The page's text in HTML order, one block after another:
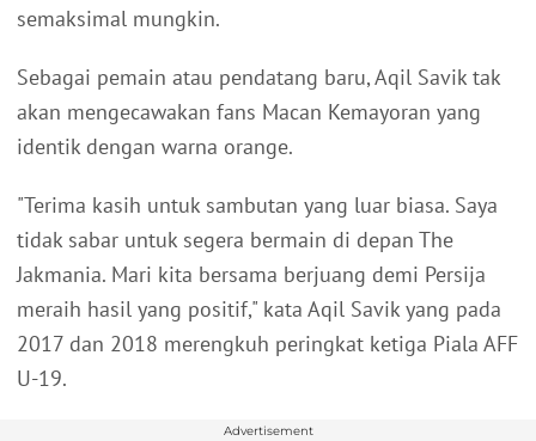
semaksimal mungkin.
Sebagai pemain atau pendatang baru, Aqil Savik tak
akan mengecawakan fans Macan Kemayoran yang
identik dengan warna orange.
"Terima kasih untuk sambutan yang luar biasa. Saya
tidak sabar untuk segera bermain di depan The
Jakmania. Mari kita bersama berjuang demi Persija
meraih hasil yang positif," kata Aqil Savik yang pada
2017 dan 2018 merengkuh peringkat ketiga Piala AFF
U-19.
Advertisement